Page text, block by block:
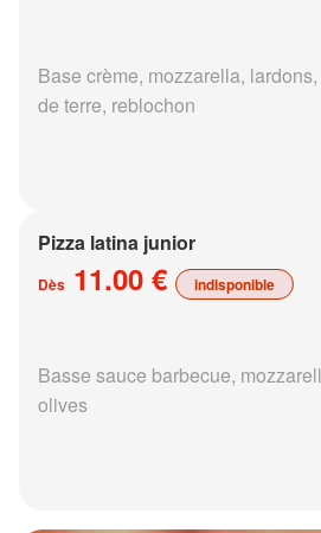
Base crème, mozzarella,
de terre, reblochon
Pizza latina junior
Dès 11.00 € indisponible
Basse sauce barbecue,
olives